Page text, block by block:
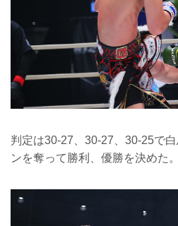
判定は30-27、30-27、30-25で
ンを奪って勝利、優勝を決めた。